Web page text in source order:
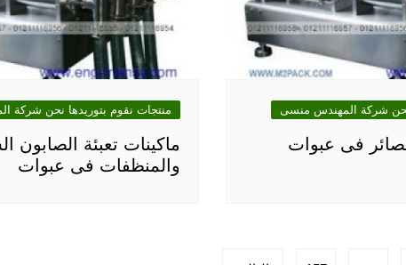
نحن شركة المهندس منسى
فى عبوات
منتجات نقوم بتوريدها نحن شركة
ماكينات تعبئة الصابون
والمنظفات فى عبوات